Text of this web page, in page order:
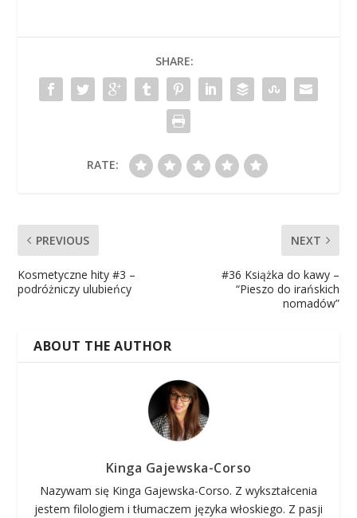
SHARE:
RATE:
PREVIOUS
Kosmetyczne hity #3 –
podróżniczy ulubieńcy
NEXT
#36 Książka do kawy –
“Pieszo do irańskich
nomadów”
ABOUT THE AUTHOR
Kinga Gajewska-Corso
Nazywam się Kinga Gajewska-Corso. Z wykształcenia
jestem filologiem i tłumaczem języka włoskiego. Z pasji